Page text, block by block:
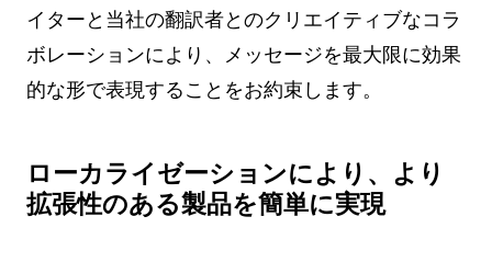
イターと当社の翻訳者とのクリエイティブなコラ
ボレーションにより、メッセージを最大限に効果
的な形で表現することをお約束します。
ローカライゼーションにより、より
拡張性のある製品を簡単に実現